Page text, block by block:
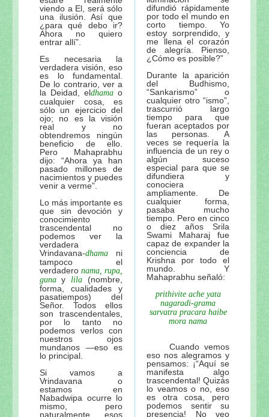
viendo a El, será sólo
una ilusión. Así que
¿para qué debo ir?
Ahora no quiero
entrar allí”.
Es necesaria la
verdadera visión, eso
es lo fundamental.
De lo contrario, ver a
la Deidad, eldhama o
cualquier cosa, es
sólo un ejercicio del
ojo; no es la visión
real y no
obtendremos ningún
beneficio de ello.
Pero Mahaprabhu
dijo: “Ahora ya han
pasado millones de
nacimientos y puedes
venir a verme”.
Lo más importante es
que sin devoción y
conocimiento
trascendental no
podemos ver la
verdadera
Vrindavana-dhama ni
tampoco el
verdadero nama, rupa,
guna y lila (nombre,
forma, cualidades y
pasatiempos) del
Señor. Todos ellos
son trascendentales,
por lo tanto no
podemos verlos con
nuestros ojos
mundanos —eso es
lo principal.
Si vamos a
Vrindavana o
estamos en
Nabadwipa ocurre lo
mismo, pero
naturalmente esos
difundió rápidamente
por todo el mundo en
corto tiempo. Yo
estoy sorprendido, y
me llena el corazón
de alegría. Pienso,
¿Cómo es posible?”
Durante la aparición
del Budhismo,
“Sankarismo” o
cualquier otro “ismo”,
trascurrió largo
tiempo para que
fueran aceptados por
las personas. A
veces se requería la
influencia de un rey o
algún suceso
especial para que se
difundiera y
conociera
ampliamente. De
cualquier forma,
pasaba mucho
tiempo. Pero en cinco
o diez años Srila
Swami Maharaj fue
capaz de expander la
conciencia de
Krishna por todo el
mundo. Y
Mahaprabhu señaló:
prithivite ache yata
nagaradi-grama
sarvatra pracara haibe
mora nama
Cuando vemos
eso nos alegramos y
pensamos: ¡“Aquí se
manifesta algo
trascendental! Quizás
lo veamos o no, eso
es otra cosa, pero
podemos sentir su
presencia! No veo